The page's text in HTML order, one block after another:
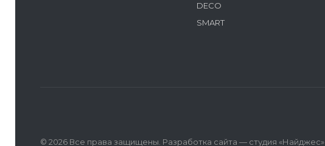
DECO
SMART
© 2026 Все права защищены. Разработка сайта — студия «Найджес»